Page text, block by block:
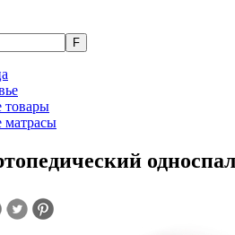
F
товары
матрасы